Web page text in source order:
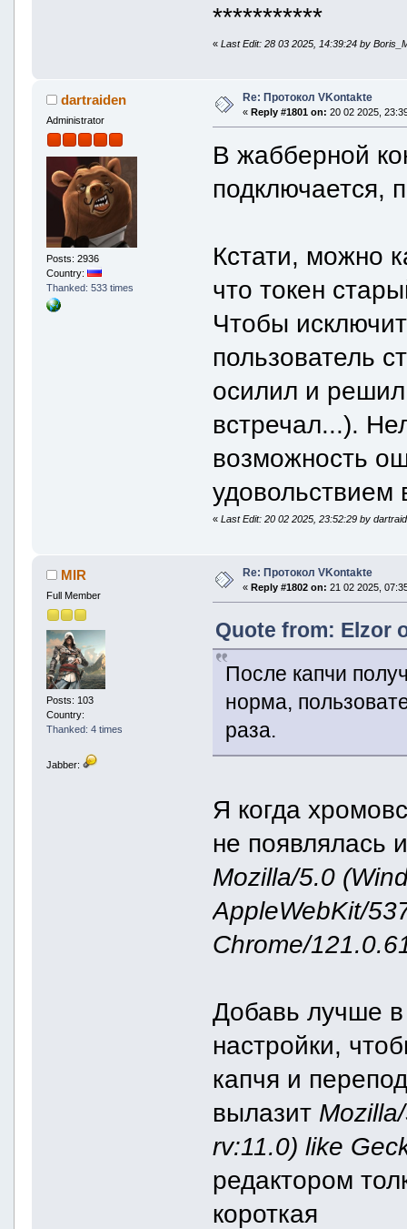
***********
«Last Edit: 28 03 2025, 14:39:24 by
dartraiden
Administrator
Posts: 2936
Country:
Thanked: 533 times
Re: Протокол VKontakte
« Reply #1801 on: 20 02 2025,
В жабберной
подключается,
Кстати, можно
что токен
Чтобы
пользователь
осилил и решил
встречал...).
возможность
удовольствием
«Last Edit: 20 02 2025, 23:52:29 by
MIR
Full Member
Posts: 103
Country:
Thanked: 4 times
Jabber:
Re: Протокол VKontakte
« Reply #1802 on: 21 02 2025,
Quote from: Elzor
После капчи
норма,
раза.
Я когда
не появлялась
Mozilla/5.0
AppleWebKit/
Chrome/
Добавь лучше в
настройки,
капчя и
вылазит
rv:11.0) like
редактором
короткая